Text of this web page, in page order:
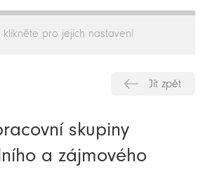
Feed
pro jejich nastavení
Jít zpět
skupiny
a zájmového